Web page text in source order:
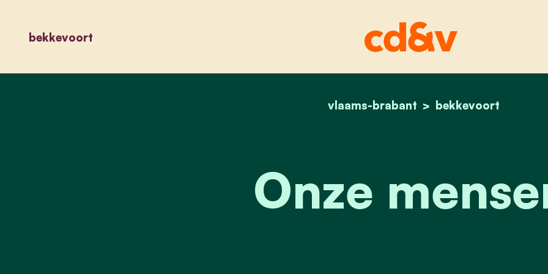
bekkevoort
home
vlaams-brabant bekkevoort
onze mensen
Onze